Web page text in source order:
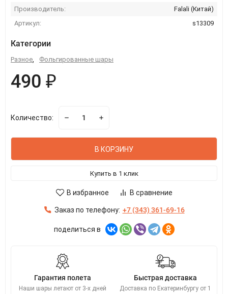
Производитель:
Falali (Китай)
Артикул:
s13309
Категории
Разное, Фольгированные шары
490 ₽
Количество:
В КОРЗИНУ
Купить в 1 клик
В избранное В сравнение
Заказ по телефону: +7 (343) 361-69-16
поделиться в
Гарантия полета
Наши шары летают от 3-х дней
Быстрая доставка
Доставка по Екатеринбургу от 1